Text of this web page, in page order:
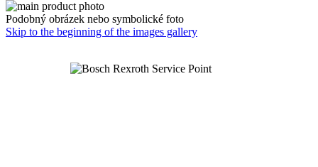
Podobný obrázek nebo symbolické foto
Skip to the beginning of the images gallery